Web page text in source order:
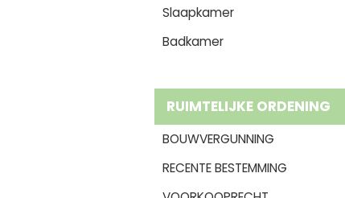
Slaapkamer
Badkamer
RUIMTELIJKE ORDENING
BOUWVERGUNNING
RECENTE BESTEMMING